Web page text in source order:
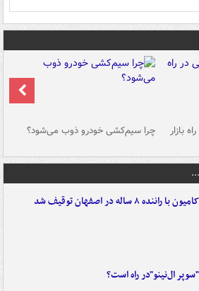
بازار چرا سیم‌کشی خودرو ذوب می‌شود؟
کامیون با راننده ۸ ساله در اصفهان توقیف شد
"سوپر ال‌نینو"در راه است؟